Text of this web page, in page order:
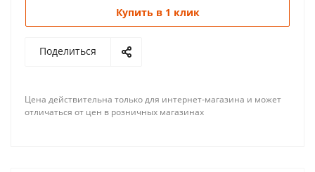
Купить в 1 клик
Поделиться
Цена действительна только для интернет-магазина и может
отличаться от цен в розничных магазинах